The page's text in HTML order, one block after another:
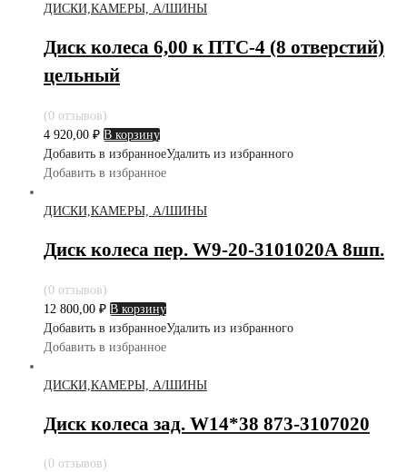
ДИСКИ,КАМЕРЫ, А/ШИНЫ
Диск колеса 6,00 к ПТС-4 (8 отверстий)
цельный
(0 отзывов)
4 920,00 ₽ В корзину
Добавить в избранноеУдалить из избранного
Добавить в избранное
ДИСКИ,КАМЕРЫ, А/ШИНЫ
Диск колеса пер. W9-20-3101020А 8шп.
(0 отзывов)
12 800,00 ₽ В корзину
Добавить в избранноеУдалить из избранного
Добавить в избранное
ДИСКИ,КАМЕРЫ, А/ШИНЫ
Диск колеса зад. W14*38 873-3107020
(0 отзывов)